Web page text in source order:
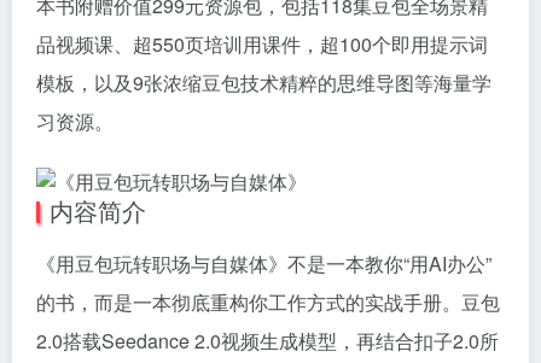
品视频课、超550页培训用课件，超100个即用提示词
模板，以及9张浓缩豆包技术精粹的思维导图等海量学
习资源。
内容简介
《用豆包玩转职场与自媒体》不是一本教你“用AI办公”
的书，而是一本彻底重构你工作方式的实战手册。豆包
2.0搭载Seedance 2.0视频生成模型，再结合扣子2.0所